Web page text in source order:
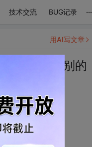
技术交流 BUG记录 ...
未想过娶别的
用AI写文章